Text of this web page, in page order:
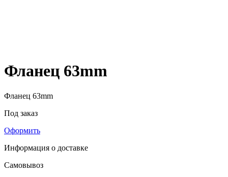
Фланец 63mm
Фланец 63mm
Под заказ
Оформить
Информация о доставке
Самовывоз